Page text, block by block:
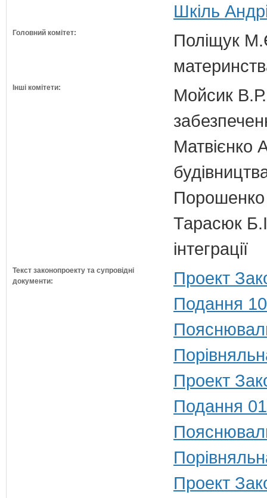
Шкіль
Головний комітет:
Поліщук
Інші комітети:
Мойсик В.Р.
Матвієнко
Порошенко
Тарасюк
інтеграції
Текст законопроекту та супровідні
документи:
Проект
Подання
Проект
Подання
Проект